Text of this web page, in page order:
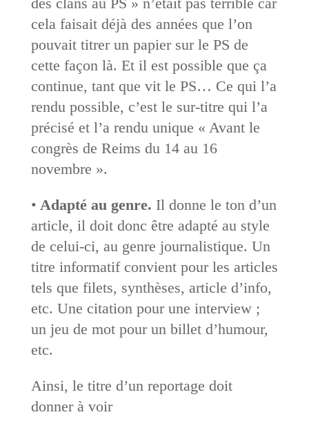
cela faisait déjà des années que l’on
pouvait titrer un papier sur le PS de
cette façon là. Et il est possible que ça
continue, tant que vit le PS… Ce qui l’a
rendu possible, c’est le sur-titre qui l’a
précisé et l’a rendu unique « Avant le
congrès de Reims du 14 au 16
novembre ».
• Adapté au genre. Il donne le ton d’un
article, il doit donc être adapté au style
de celui-ci, au genre journalistique. Un
titre informatif convient pour les articles
tels que filets, synthèses, article d’info,
etc. Une citation pour une interview ;
un jeu de mot pour un billet d’humour,
etc.
Ainsi, le titre d’un reportage doit
donner à voir